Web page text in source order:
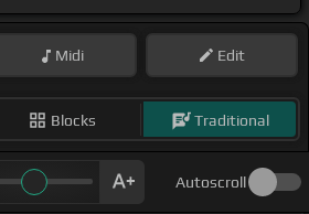
Midi Edit
Blocks Traditional
Autoscroll